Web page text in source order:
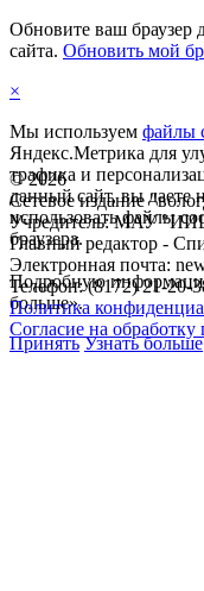
©2026
Сетевое издание
Учредитель: МАУ
Главный редактор -
Электронная почта:
Телефон: (8172) 21-20-
Политика
Согласие на
Обновите ваш браузер
сайта. Обновить мой
×
Мы используем файлы
Яндекс.Метрика для
трафика и
данный сайт, вы даете
использовать файлы
браузера.
Подробную
больше».
Принять Узнать больше